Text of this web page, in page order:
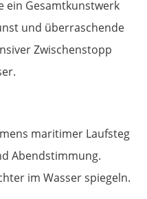
ein Gesamtkunstwerk
und überraschende
Zwischenstopp
maritimer Laufsteg
Abendstimmung.
im Wasser spiegeln.